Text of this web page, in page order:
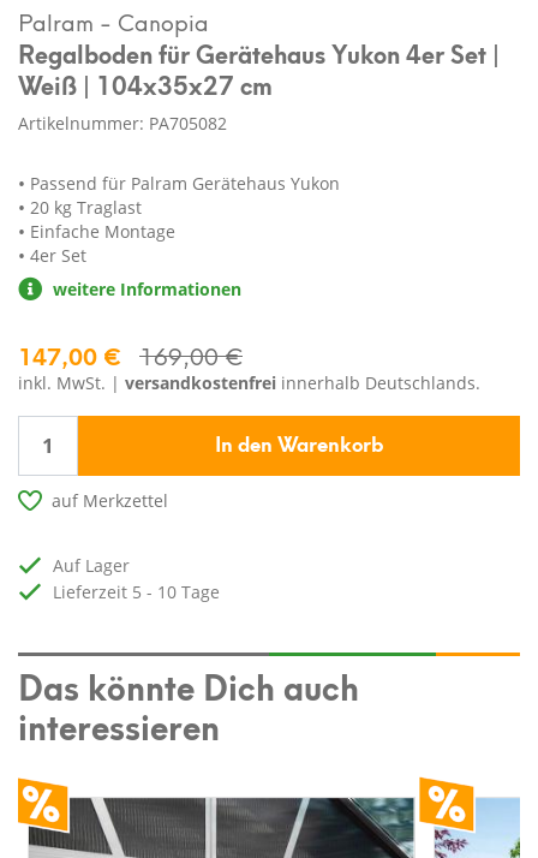
Palram - Canopia
Regalboden für Gerätehaus Yukon 4er Set |
Weiß | 104x35x27 cm
Artikelnummer: PA705082
Passend für Palram Gerätehaus Yukon
20 kg Traglast
Einfache Montage
4er Set
weitere Informationen
147,00 € 169,00 €
inkl. MwSt. | versandkostenfrei innerhalb Deutschlands.
In den Warenkorb
auf Merkzettel
auf Lager
Lieferzeit 5 - 10 Tage
Das könnte Dich auch
interessieren